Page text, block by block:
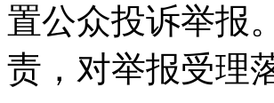
置公众投诉举报
责，对举报受理